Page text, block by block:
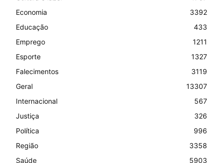
Economia
3392
Educação
433
Emprego
1211
Esporte
1327
Falecimentos
3119
Geral
13307
Internacional
567
Justiça
326
Política
996
Região
3358
Saúde
5903